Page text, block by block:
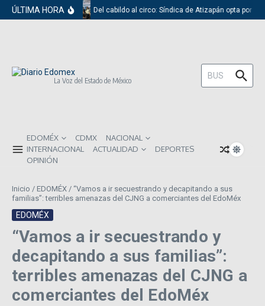
Saltar al contenido
ÚLTIMA HORA Del cabildo al circo: Síndica de Atizapán opta por
La Voz del Estado de México
Buscar:
EDOMÉX CDMX
NACIONAL
INTERNACIONAL
ACTUALIDAD
DEPORTES
OPINIÓN
Inicio / EDOMÉX / “Vamos a ir secuestrando y decapitando a sus
familias”: terribles amenazas del CJNG a comerciantes del EdoMéx
EDOMÉX
“Vamos a ir secuestrando y
decapitando a sus familias”:
terribles amenazas del CJNG a
comerciantes del EdoMéx